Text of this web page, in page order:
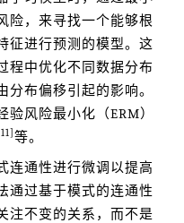
险，来寻找一个能够根
征进行预测的模型。这
程中优化不同数据分布
分布偏移引起的影响。
风险最小化（ERM）
[11] 等。
连通性进行微调以提高
通过基于模式的连通性
注不变的关系，而不是